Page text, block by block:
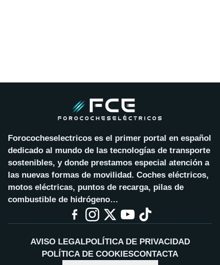
Forococheselectricos es el primer portal en español
dedicado al mundo de las tecnologías de transporte
sostenibles, y donde prestamos especial atención a
las nuevas formas de movilidad. Coches eléctricos,
motos eléctricas, puntos de recarga, pilas de
combustible de hidrógeno…
AVISO LEGALPOLÍTICA DE PRIVACIDAD
POLÍTICA DE COOKIESCONTACTA